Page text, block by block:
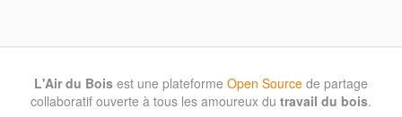
L'Air du Bois est une plateforme Open Source de partage
collaboratif ouverte à tous les amoureux du travail du bois.